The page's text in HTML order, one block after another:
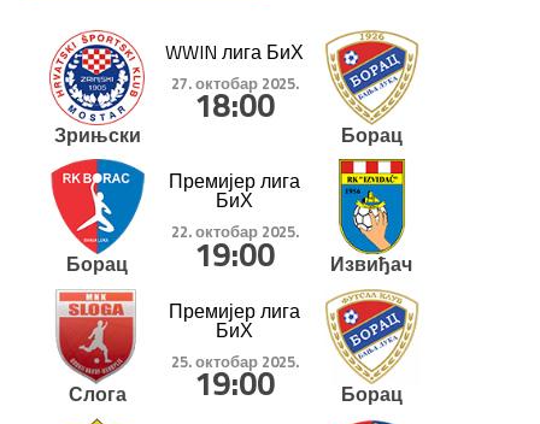
Зрињски
WWIN лига БиХ
27. октобар 2025.
18:00
Борац
Борац
Премијер лига
БиХ
22. октобар 2025.
19:00 Извиђач
Слога
Премијер лига
БиХ
25. октобар 2025.
19:00 Борац